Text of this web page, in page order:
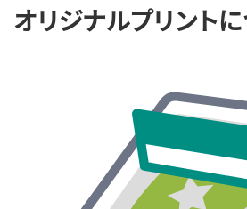
オリジナルプリント